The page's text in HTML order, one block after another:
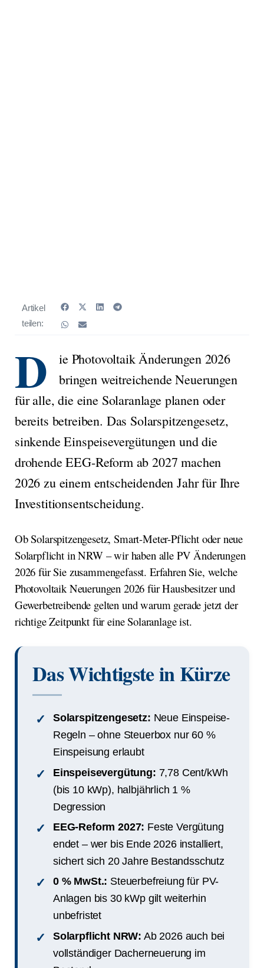
Artikel
teilen:
D
ie Photovoltaik Änderungen 2026
bringen weitreichende Neuerungen
für alle, die eine Solaranlage planen oder
bereits betreiben. Das Solarspitzengesetz,
sinkende Einspeisevergütungen und die
drohende EEG-Reform ab 2027 machen
2026 zu einem entscheidenden Jahr für Ihre
Investitionsentscheidung.
Ob Solarspitzengesetz, Smart-Meter-Pflicht oder neue
Solarpflicht in NRW – wir haben alle PV Änderungen
2026 für Sie zusammengefasst. Erfahren Sie, welche
Photovoltaik Neuerungen 2026 für Hausbesitzer und
Gewerbetreibende gelten und warum gerade jetzt der
richtige Zeitpunkt für eine Solaranlage ist.
Das Wichtigste in Kürze
Solarspitzengesetz: Neue Einspeise-
Regeln – ohne Steuerbox nur 60 %
Einspeisung erlaubt
Einspeisevergütung: 7,78 Cent/kWh
(bis 10 kWp), halbjährlich 1 %
Degression
EEG-Reform 2027: Feste Vergütung
endet – wer bis Ende 2026 installiert,
sichert sich 20 Jahre Bestandsschutz
0 % MwSt.: Steuerbefreiung für PV-
Anlagen bis 30 kWp gilt weiterhin
unbefristet
Solarpflicht NRW: Ab 2026 auch bei
vollständiger Dacherneuerung im